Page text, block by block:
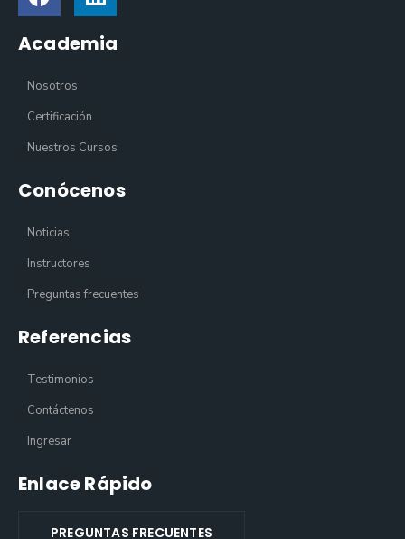
Academia
Nosotros
Certificación
Nuestros Cursos
Conócenos
Noticias
Instructores
Preguntas frecuentes
Referencias
Testimonios
Contáctenos
Ingresar
Enlace Rápido
PREGUNTAS FRECUENTES